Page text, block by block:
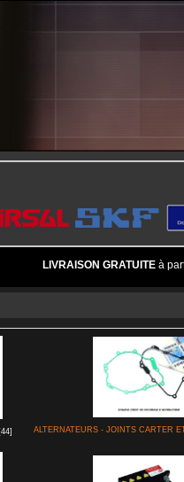
LIVRAISON GRATUITEà
[44] ALTERNATEURS - JOINTS CARTER